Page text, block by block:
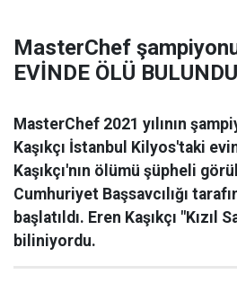
MasterChef
EVİNDE ÖLÜ
MasterChef 2021 yılının
Kaşıkçı İstanbul Kilyos'taki
Kaşıkçı'nın ölümü şüpheli
Cumhuriyet Başsavcılığı
başlatıldı. Eren Kaşıkçı "Kızıl
biliniyordu.